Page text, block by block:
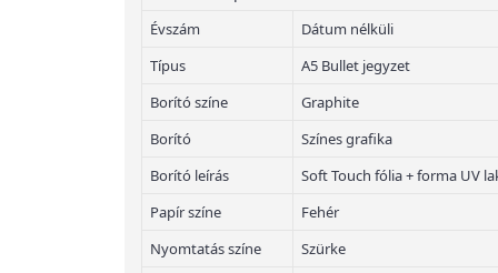
Évszám
Dátum nélküli
Típus
A5 Bullet jegyzet
Borító színe
Graphite
Borító
Színes grafika
Borító leírás
Soft Touch fólia + forma UV
Papír színe
Fehér
Nyomtatás színe
Szürke